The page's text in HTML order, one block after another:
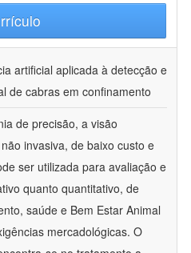
artificial aplicada à detecção e
de cabras em confinamento
de precisão, a visão
invasiva, de baixo custo e
ser utilizada para avaliação e
quanto quantitativo, de
saúde e Bem Estar Animal
mercadológicas. O